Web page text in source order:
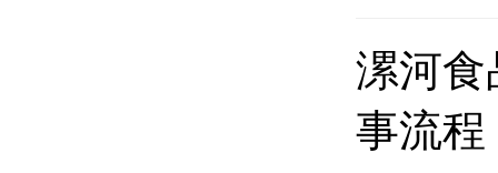
漯河食
事流程